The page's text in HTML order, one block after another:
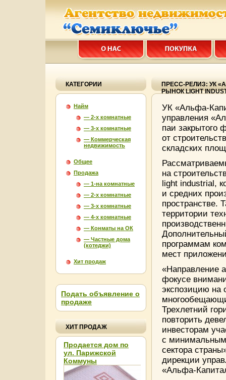
Агентство недвижимости в Пензе. ООО
КАТЕГОРИИ
Найм
— 2-х комнатные
— 3-х комнатные
— Коммерческая
недвижимость
Общее
Продажа
— 1-на комнатные
— 2-х комнатные
— 3-х комнатные
— 4-х комнатные
— Конматы на ОК
— Частные дома
(котеджи)
Хит продаж
Подать объявление о
продаже
ХИТ ПРОДАЖ
Продается дом по
ул. Парижской
Коммуны
ПРЕСС-РЕЛИЗ: УК
РЫНОК LIGHT
УК «Альфа-
управления
паи закрытого
от
складских
на
light industrial,
и средних
пространстве.
территории
программам
мест
«Направление
фокусе
экспозицию на
Трехлетний
повторить
инвесторам
с минимальным
сектора
дирекции
«Альфа-